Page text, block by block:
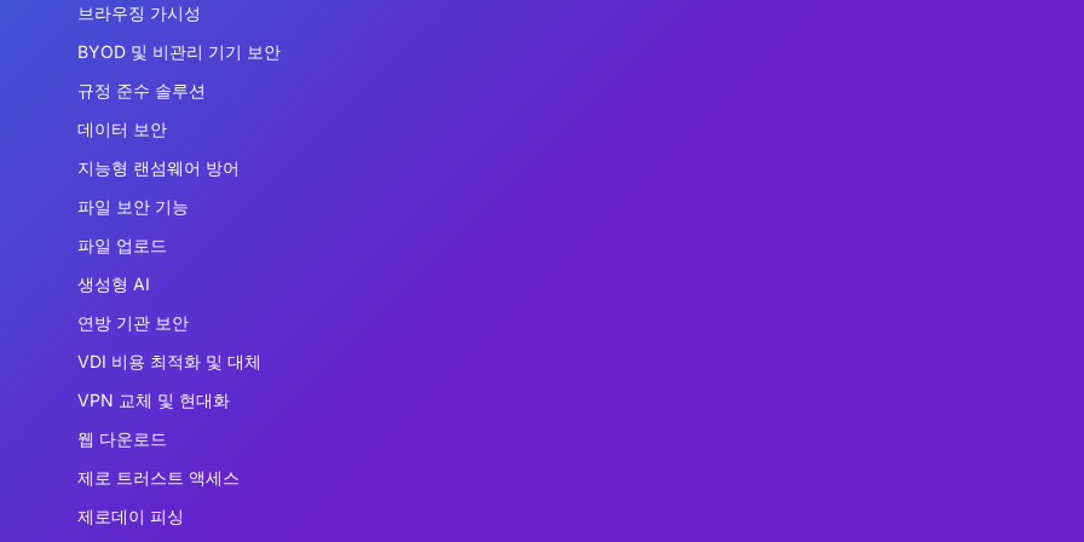
브라우징 가시성
BYOD 및 비관리 기기 보안
규정 준수 솔루션
데이터 보안
지능형 랜섬웨어 방어
파일 보안 기능
파일 업로드
생성형 AI
연방 기관 보안
VDI 비용 최적화 및 대체
VPN 교체 및 현대화
웹 다운로드
제로 트러스트 액세스
제로데이 피싱